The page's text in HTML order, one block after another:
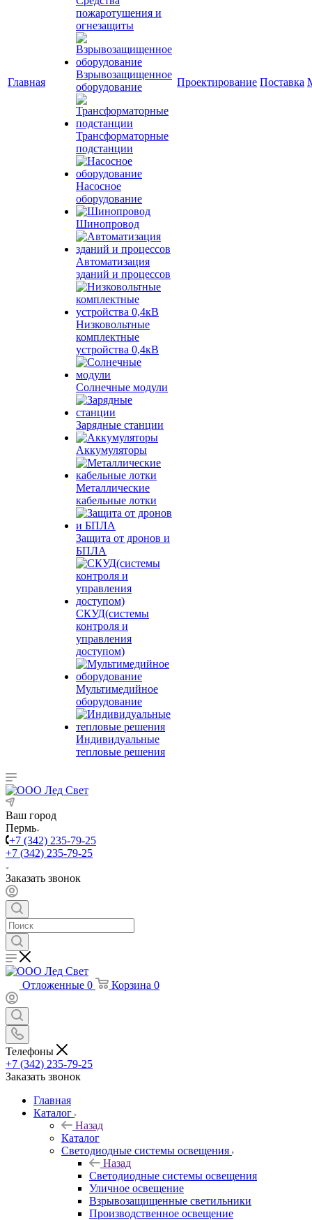
Главная
пожаротушения и
огнезащиты
Взрывозащищенное
оборудование
Трансформаторные
подстанции
Насосное
оборудование
Шинопровод
Автоматизация
зданий и процессов
Низковольтные
комплектные
устройства 0,4кВ
Солнечные модули
Зарядные станции
Аккумуляторы
Металлические
кабельные лотки
Защита от дронов и
БПЛА
СКУД(системы
контроля и
управления
доступом)
Мультимедийное
оборудование
Индивидуальные
тепловые решения
Проектирование Поставка
Ваш город
Пермь
+7 (342) 235-79-25
+7 (342) 235-79-25
Заказать звонок
Отложенные 0 Корзина 0
Телефоны
+7 (342) 235-79-25
Заказать звонок
Главная
Каталог
Назад
Каталог
Светодиодные системы освещения
Назад
Светодиодные системы освещения
Уличное освещение
Взрывозащищенные светильники
Производственное освещение